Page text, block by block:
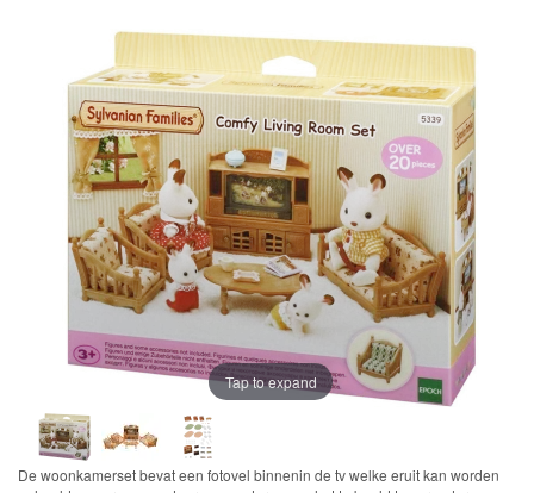
PretPark
Voertuigen
Seizoenen/Specials
Verrassinszakjes
Chocolade
Huis
en
Inrichting
Tap to expand
De woonkamerset bevat een fotovel binnenin de tv welke eruit kan worden